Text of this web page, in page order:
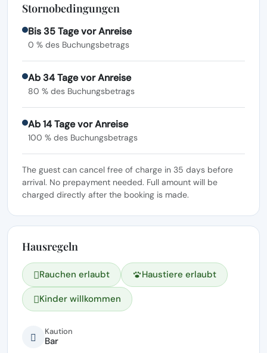
Stornobedingungen
Bis 35 Tage vor Anreise
0 % des Buchungsbetrags
Ab 34 Tage vor Anreise
80 % des Buchungsbetrags
Ab 14 Tage vor Anreise
100 % des Buchungsbetrags
The guest can cancel free of charge in 35 days before
arrival. No prepayment needed. Full amount will be
charged directly after the booking is made.
Hausregeln
Rauchen erlaubt Haustiere erlaubt
Kinder willkommen
Kaution
Bar